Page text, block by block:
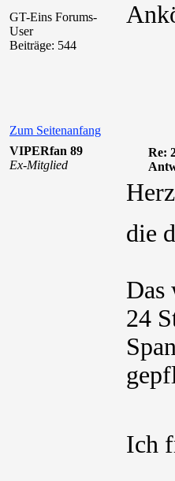
GT-Eins Forums-
User
Beiträge: 544
Zum Seitenanfang
VIPERfan 89
Ex-Mitglied
Re:
die
Das
24
Ich